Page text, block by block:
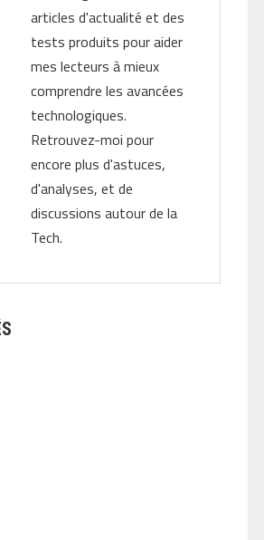
articles d'actualité et des
tests produits pour aider
mes lecteurs à mieux
comprendre les avancées
technologiques.
Retrouvez-moi pour
encore plus d'astuces,
d'analyses, et de
discussions autour de la
Tech.